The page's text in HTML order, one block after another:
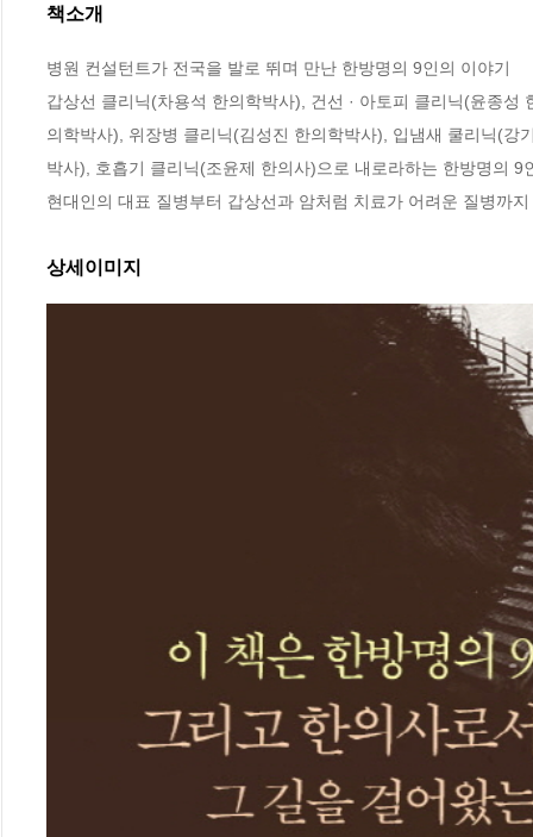
책소개
병원 컨설턴트가 전국을 발로 뛰며 만난 한방명의 9인의 이야기
갑상선 클리닉(차용석 한의학박사), 건선 · 아토피 클리닉(윤종
의학박사), 위장병 클리닉(김성진 한의학박사), 입냄새 쿨리닉(
박사), 호흡기 클리닉(조윤제 한의사)으로 내로라하는 한방명의
현대인의 대표 질병부터 갑상선과 암처럼 치료가 어려운 질병까
상세이미지